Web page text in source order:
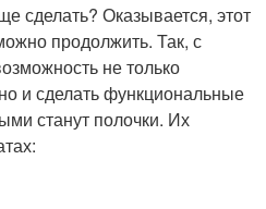
сделать? Оказывается, этот
продолжить. Так, с
не только
и сделать функциональные
станут полочки. Их